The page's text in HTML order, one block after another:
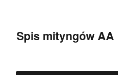
Spis mityngów AA